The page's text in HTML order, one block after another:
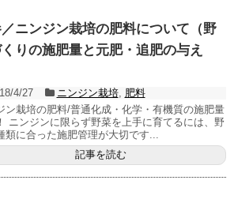
／ニンジン栽培の肥料について（野
りの施肥量と元肥・追肥の与え
4/27 ニンジン栽培, 肥料
ン栽培の肥料/普通化成・化学・有機質の施肥量
ニンジンに限らず野菜を上手に育てるには、野
類に合った施肥管理が大切です...
記事を読む